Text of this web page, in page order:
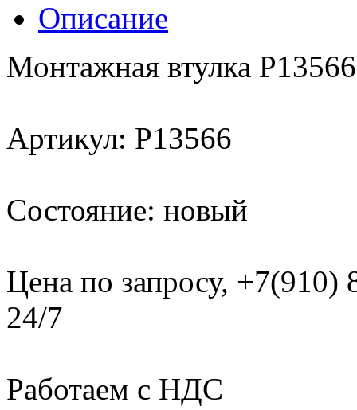
Описание
Монтажная втулка Р13566
Артикул: P13566
Состояние: новый
Цена по запросу, +7(910)
24/7
Работаем с НДС